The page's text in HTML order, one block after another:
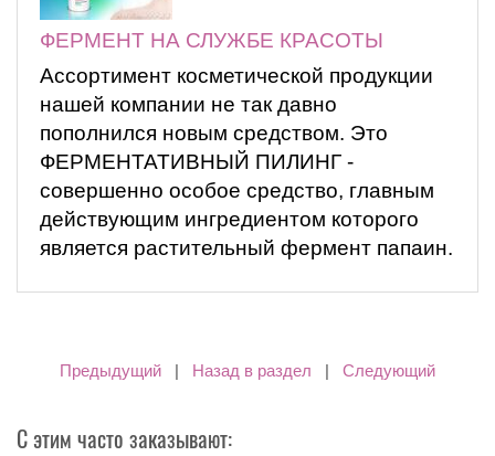
ФЕРМЕНТ НА СЛУЖБЕ КРАСОТЫ
Ассортимент косметической продукции
нашей компании не так давно
пополнился новым средством. Это
ФЕРМЕНТАТИВНЫЙ ПИЛИНГ -
совершенно особое средство, главным
действующим ингредиентом которого
является растительный фермент папаин.
Предыдущий | Назад в раздел | Следующий
С этим часто заказывают: